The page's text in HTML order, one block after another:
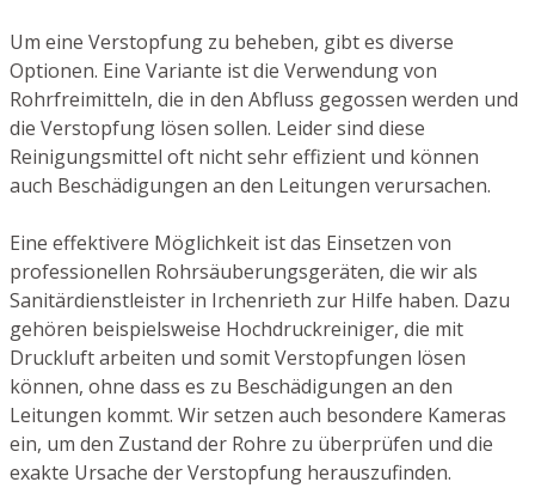
Um eine Verstopfung zu beheben, gibt es diverse
Optionen. Eine Variante ist die Verwendung von
Rohrfreimitteln, die in den Abfluss gegossen werden und
die Verstopfung lösen sollen. Leider sind diese
Reinigungsmittel oft nicht sehr effizient und können
auch Beschädigungen an den Leitungen verursachen.
Eine effektivere Möglichkeit ist das Einsetzen von
professionellen Rohrsäuberungsgeräten, die wir als
Sanitärdienstleister in Irchenrieth zur Hilfe haben. Dazu
gehören beispielsweise Hochdruckreiniger, die mit
Druckluft arbeiten und somit Verstopfungen lösen
können, ohne dass es zu Beschädigungen an den
Leitungen kommt. Wir setzen auch besondere Kameras
ein, um den Zustand der Rohre zu überprüfen und die
exakte Ursache der Verstopfung herauszufinden.